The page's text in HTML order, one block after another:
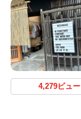
4,279ビュー